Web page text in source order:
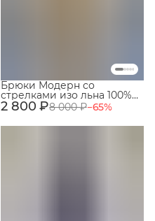
2 800 ₽8 000 ₽−65%
Брюки Модерн со
стрелками изо льна 100%
Сливочный